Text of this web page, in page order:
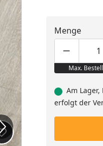
Produkt zur Wunschliste
Menge
Max.
Am
erfolgt der